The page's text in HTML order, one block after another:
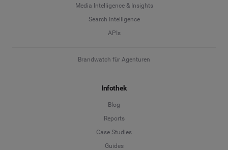
Media Intelligence & Insights
Search Intelligence
APIs
Brandwatch für Agenturen
Infothek
Blog
Reports
Case Studies
Guides